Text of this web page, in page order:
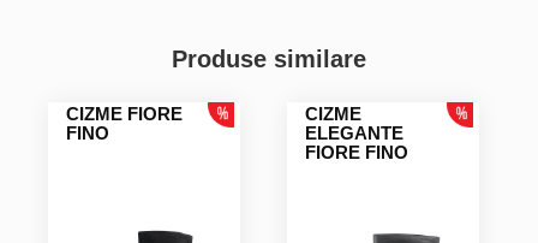
Produse similare
CIZME FIORE
FINO
CIZME
ELEGANTE
FIORE FINO